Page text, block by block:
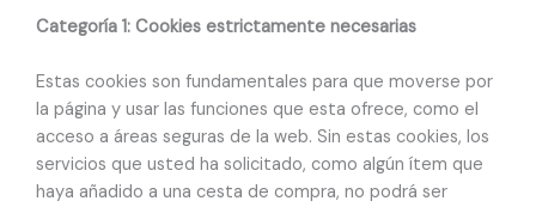
Categoría 1: Cookies estrictamente necesarias
Estas cookies son fundamentales para que moverse por
la página y usar las funciones que esta ofrece, como el
acceso a áreas seguras de la web. Sin estas cookies, los
servicios que usted ha solicitado, como algún ítem que
haya añadido a una cesta de compra, no podrá ser